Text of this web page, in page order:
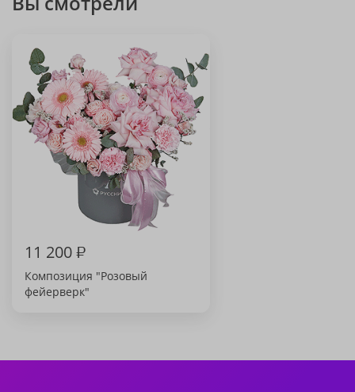
11 200₽
Композиция "Розовый
фейерверк"